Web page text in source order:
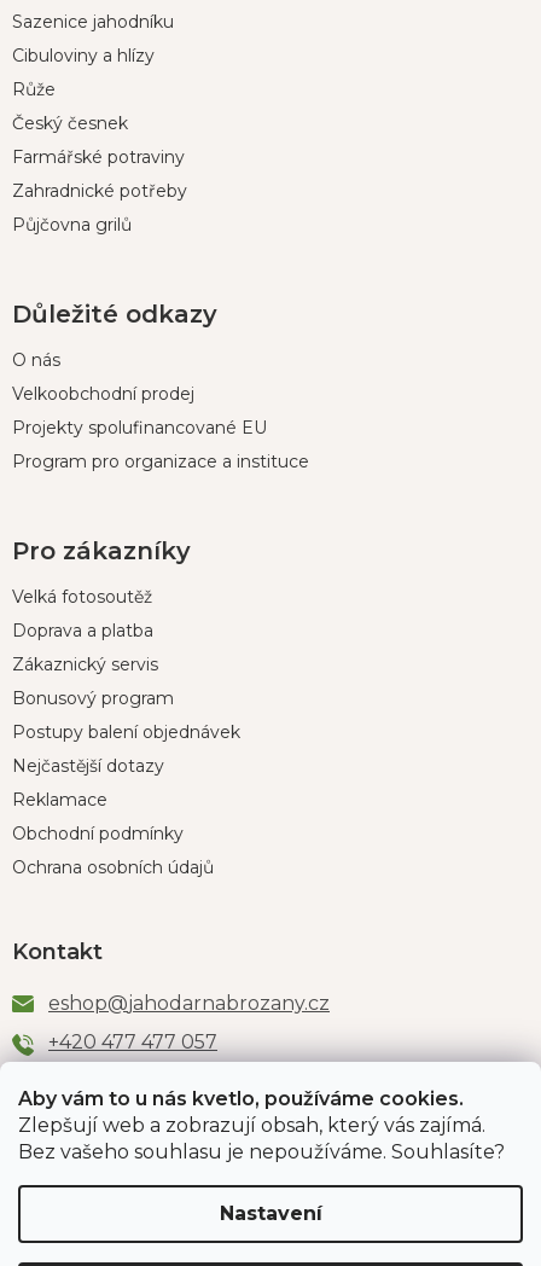
Aby vám to u nás kvetlo, používáme cookies.
Zlepšují web a zobrazují obsah, který vás zajímá.
Bez vašeho souhlasu je nepoužíváme. Souhlasíte?
Nastavení
aSazenice jahodníku
Cibuloviny a hlízy
Růže
Český česnek
Farmářské potraviny
Zahradnické potřeby
Půjčovna grilů
Důležité odkazy
O nás
Velkoobchodní prodej
Projekty spolufinancované EU
Program pro organizace a instituce
Pro zákazníky
Velká fotosoutěž
Doprava a platba
Zákaznický servis
Bonusový program
Postupy balení objednávek
Nejčastější dotazy
Reklamace
Obchodní podmínky
Ochrana osobních údajů
Kontakt
eshop@jahodarnabrozany.cz
+420 477 477 057
Odběr newsletteru